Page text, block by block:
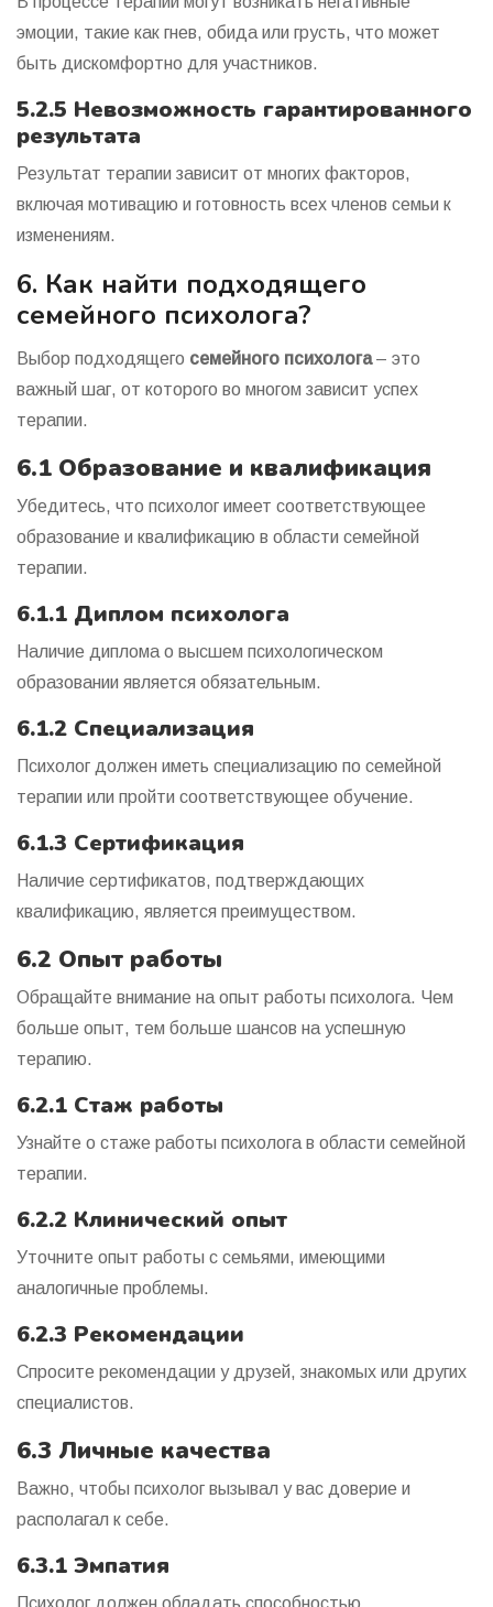
эмоции, такие как гнев, обида или грусть, что может
быть дискомфортно для участников.
5.2.5 Невозможность гарантированного
результата
Результат терапии зависит от многих факторов,
включая мотивацию и готовность всех членов семьи к
изменениям.
6. Как найти подходящего
семейного психолога?
Выбор подходящего семейного психолога– это
важный шаг, от которого во многом зависит успех
терапии.
6.1 Образование и квалификация
Убедитесь, что психолог имеет соответствующее
образование и квалификацию в области семейной
терапии.
6.1.1 Диплом психолога
Наличие диплома о высшем психологическом
образовании является обязательным.
6.1.2 Специализация
Психолог должен иметь специализацию по семейной
терапии или пройти соответствующее обучение.
6.1.3 Сертификация
Наличие сертификатов, подтверждающих
квалификацию, является преимуществом.
6.2 Опыт работы
Обращайте внимание на опыт работы психолога. Чем
больше опыт, тем больше шансов на успешную
терапию.
6.2.1 Стаж работы
Узнайте о стаже работы психолога в области семейной
терапии.
6.2.2 Клинический опыт
Уточните опыт работы с семьями, имеющими
аналогичные проблемы.
6.2.3 Рекомендации
Спросите рекомендации у друзей, знакомых или других
специалистов.
6.3 Личные качества
Важно, чтобы психолог вызывал у вас доверие и
располагал к себе.
6.3.1 Эмпатия
Психолог должен обладать способностью